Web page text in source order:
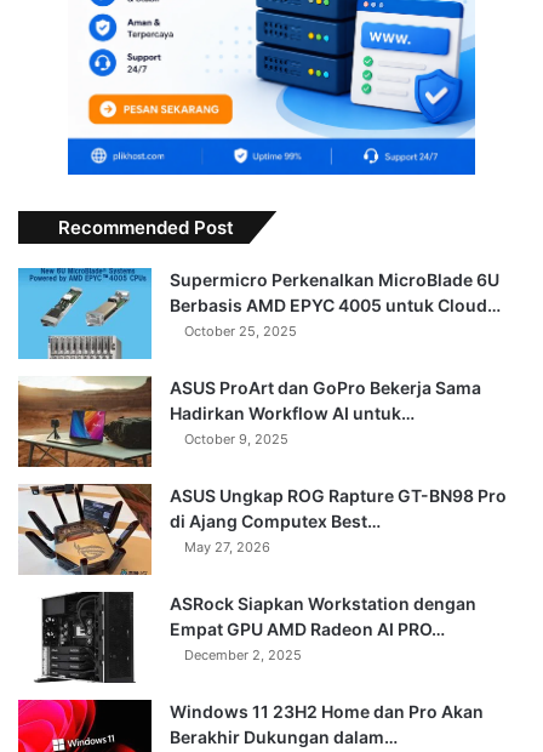
Recommended Post
Supermicro Perkenalkan MicroBlade 6U
Berbasis AMD EPYC 4005 untuk Cloud…
October 25, 2025
ASUS ProArt dan GoPro Bekerja Sama
Hadirkan Workflow AI untuk…
October 9, 2025
ASUS Ungkap ROG Rapture GT-BN98 Pro
di Ajang Computex Best…
May 27, 2026
ASRock Siapkan Workstation dengan
Empat GPU AMD Radeon AI PRO…
December 2, 2025
Windows 11 23H2 Home dan Pro Akan
Berakhir Dukungan dalam…